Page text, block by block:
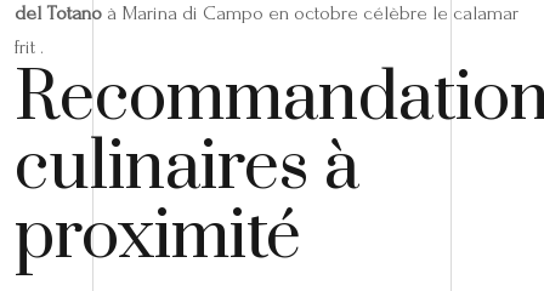
del Totano à Marina di Campo en octobre célèbre le calamar
frit .
culinaires à
proximité